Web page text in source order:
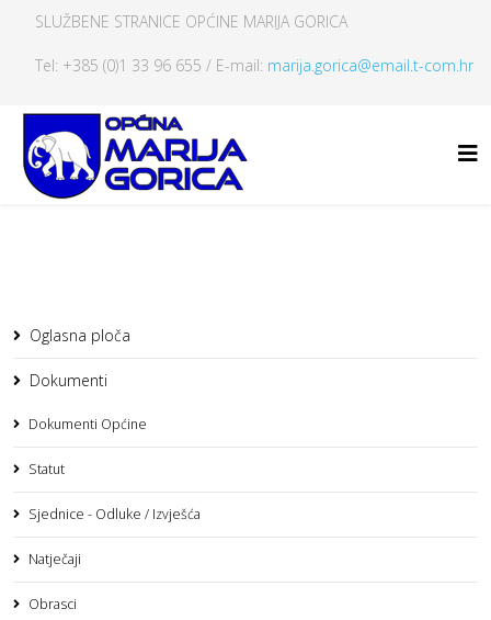
SLUŽBENE STRANICE OPĆINE MARIJA GORICA
Tel: +385 (0)1 33 96 655 / E-mail: marija.gorica@email.t-com.hr
Oglasna ploča
Dokumenti
Dokumenti Općine
Statut
Sjednice - Odluke / Izvješća
Natječaji
Obrasci